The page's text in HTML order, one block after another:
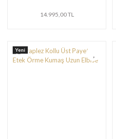
14.995,00 TL
Yeni